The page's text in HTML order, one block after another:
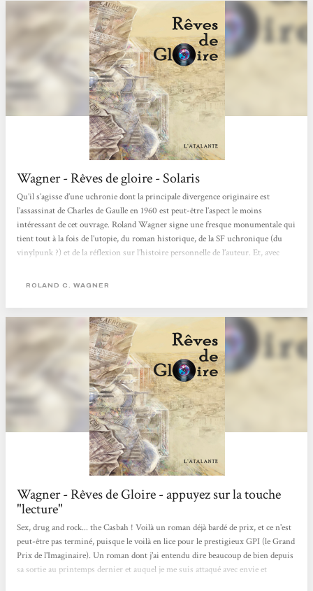
Wagner - Rêves de gloire - Solaris
Qu’il s’agisse d’une uchronie dont la principale divergence originaire est
l’assassinat de Charles de Gaulle en 1960 est peut-être l’aspect le moins
intéressant de cet ouvrage. Roland Wagner signe une fresque monumentale qui
tient tout à la fois de l’utopie, du roman historique, de la SF uchronique (du
vinylpunk ?) et de la réflexion sur l’histoire personnelle de l’auteur. Et, avec
maîtrisé l’art de ficeler une scène sans mots inutiles, percutante ou émouvante
ROLAND C. WAGNER
Wagner - Rêves de Gloire - appuyez sur la touche
"lecture"
Sex, drug and rock... the Casbah ! Voilà un roman déjà bardé de prix, et ce n'est
peut-être pas terminé, puisque le voilà en lice pour le prestigieux GPI (le Grand
Prix de l'Imaginaire). Un roman dont j'ai entendu dire beaucoup de bien depuis
sa sortie au printemps dernier et auquel je me suis attaqué avec envie et